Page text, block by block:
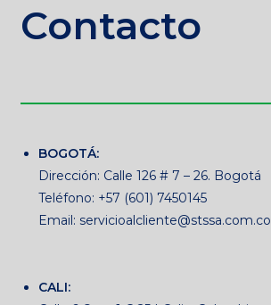
Contacto
BOGOTÁ:
Dirección: Calle 126 # 7 – 26. Bogotá
Teléfono: +57 (601) 7450145
Email: servicioalcliente@stssa.com.co
CALI: